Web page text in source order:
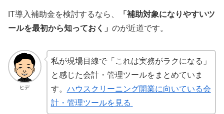
IT導入補助金を検討するなら、
「補助対象になりやすいツ
ールを最初から知っておく」 のが近道です。
ヒデ
私が現場目線で「これは実務がラクになる」
と感じた会計・管理ツールをまとめていま
す。 ハウスクリーニング開業に向いている会
計・管理ツールを見る